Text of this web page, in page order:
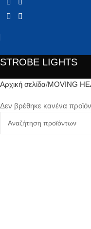
STROBE LIGHTS
Αρχική σελίδα MOVING
Δεν βρέθηκε κανένα προϊόν